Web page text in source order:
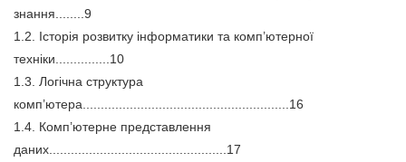
знання........9
1.2. Історія розвитку інформатики та комп’ютерної
техніки...............10
1.3. Логічна структура
комп’ютера.........................................................16
1.4. Комп’ютерне представлення
даних.................................................17